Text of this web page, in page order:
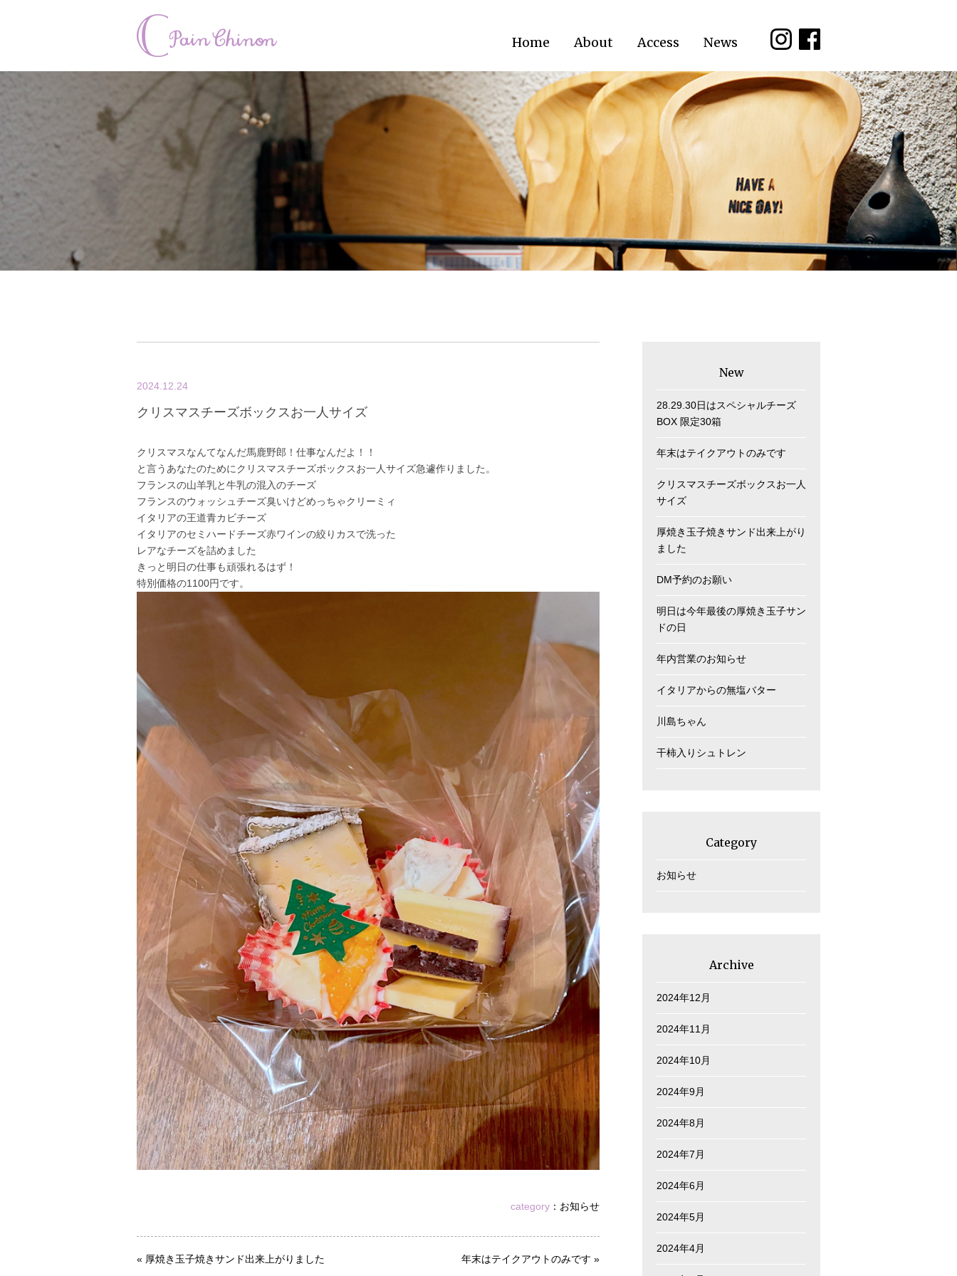
Home About Access News
2024.12.24
クリスマスチーズボックスお一人サイズ
クリスマスなんてなんだ馬鹿野郎！仕事なんだよ！！
と言うあなたのためにクリスマスチーズボックスお一人サイズ急遽作りました。
フランスの山羊乳と牛乳の混入のチーズ
フランスのウォッシュチーズ臭いけどめっちゃクリーミィ
イタリアの王道青カビチーズ
イタリアのセミハードチーズ赤ワインの絞りカスで洗った
レアなチーズを詰めました
きっと明日の仕事も頑張れるはず！
特別価格の1100円です。
category ： お知らせ
« 厚焼き玉子焼きサンド出来上がりました 年末はテイクアウトのみです »
New
28.29.30日はスペシャルチーズ
BOX 限定30箱
年末はテイクアウトのみです
クリスマスチーズボックスお一人
サイズ
厚焼き玉子焼きサンド出来上がり
ました
DM予約のお願い
明日は今年最後の厚焼き玉子サン
ドの日
年内営業のお知らせ
イタリアからの無塩バター
川島ちゃん
干柿入りシュトレン
Category
お知らせ
Archive
2024年12月
2024年11月
2024年10月
2024年9月
2024年8月
2024年7月
2024年6月
2024年5月
2024年4月